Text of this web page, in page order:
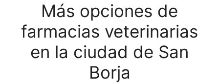
Más opciones de
farmacias veterinarias
en la ciudad de San
Borja